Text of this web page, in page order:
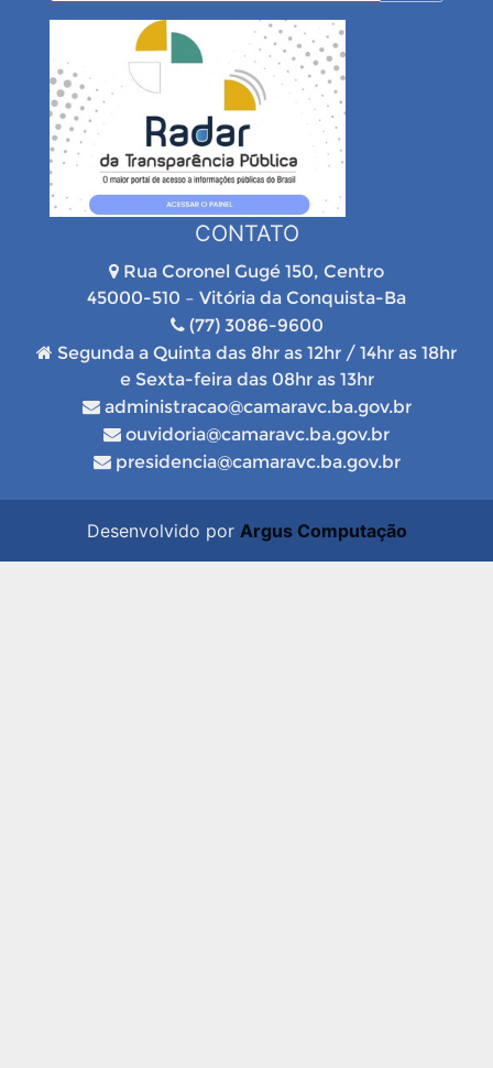
CONTATO
Rua Coronel Gugé 150, Centro
45000-510 – Vitória da Conquista-Ba
(77) 3086-9600
Segunda a Quinta das 8hr as 12hr / 14hr as 18hr
e Sexta-feira das 08hr as 13hr
administracao@camaravc.ba.gov.br
ouvidoria@camaravc.ba.gov.br
presidencia@camaravc.ba.gov.br
Desenvolvido por Argus Computação